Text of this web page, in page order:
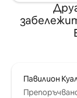
Павилион